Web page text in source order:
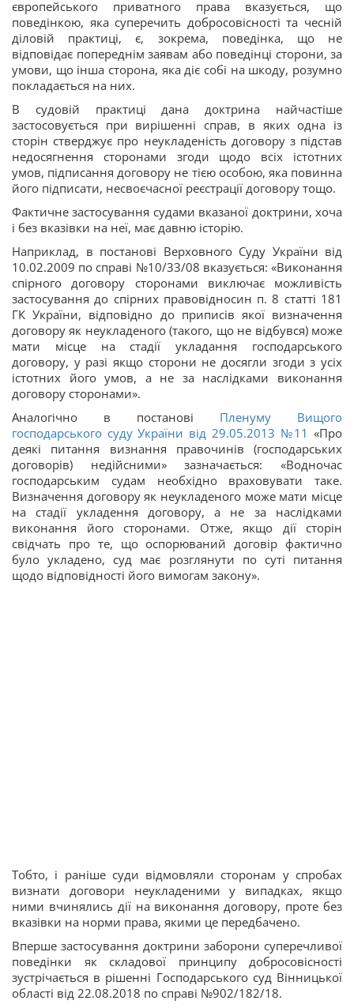
європейського приватного права вказується, що
поведінкою, яка суперечить добросовісності та чесній
діловій практиці, є, зокрема, поведінка, що не
відповідає попереднім заявам або поведінці сторони, за
умови, що інша сторона, яка діє собі на шкоду, розумно
покладається на них.
В судовій практиці дана доктрина найчастіше
застосовується при вирішенні справ, в яких одна із
сторін стверджує про неукладеність договору з підстав
недосягнення сторонами згоди щодо всіх істотних
умов, підписання договору не тією особою, яка повинна
його підписати, несвоєчасної реєстрації договору тощо.
Фактичне застосування судами вказаної доктрини, хоча
і без вказівки на неї, має давню історію.
Наприклад, в постанові Верховного Суду України від
10.02.2009 по справі №10/33/08 вказується: «Виконання
спірного договору сторонами виключає можливість
застосування до спірних правовідносин п. 8 статті 181
ГК України, відповідно до приписів якої визначення
договору як неукладеного (такого, що не відбувся) може
мати місце на стадії укладання господарського
договору, у разі якщо сторони не досягли згоди з усіх
істотних його умов, а не за наслідками виконання
договору сторонами».
Аналогічно в постанові Пленуму Вищого
господарського суду України від 29.05.2013 №11 «Про
деякі питання визнання правочинів (господарських
договорів) недійсними» зазначається: «Водночас
господарським судам необхідно враховувати таке.
Визначення договору як неукладеного може мати місце
на стадії укладення договору, а не за наслідками
виконання його сторонами. Отже, якщо дії сторін
свідчать про те, що оспорюваний договір фактично
було укладено, суд має розглянути по суті питання
щодо відповідності його вимогам закону».
Тобто, і раніше суди відмовляли сторонам у спробах
визнати договори неукладеними у випадках, якщо
ними вчинялись дії на виконання договору, проте без
вказівки на норми права, якими це передбачено.
Вперше застосування доктрини заборони суперечливої
поведінки як складової принципу добросовісності
зустрічається в рішенні Господарського суд Вінницької
області від 22.08.2018 по справі №902/182/18.